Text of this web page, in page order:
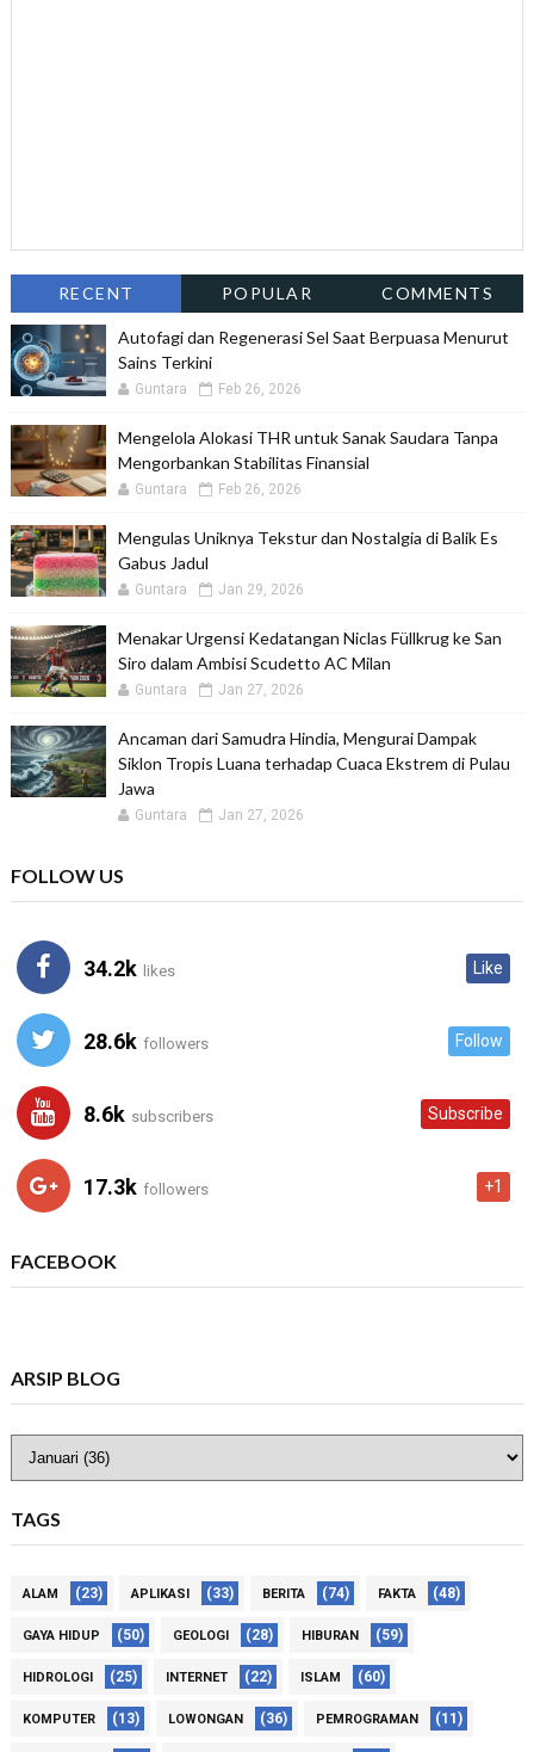
RECENT POPULAR COMMENTS
Autofagi dan Regenerasi Sel Saat Berpuasa Menurut
Sains Terkini
Guntara Feb 26, 2026
Mengelola Alokasi THR untuk Sanak Saudara Tanpa
Mengorbankan Stabilitas Finansial
Guntara Feb 26, 2026
Mengulas Uniknya Tekstur dan Nostalgia di Balik Es
Gabus Jadul
Guntara Jan 29, 2026
Menakar Urgensi Kedatangan Niclas Füllkrug ke San
Siro dalam Ambisi Scudetto AC Milan
Guntara Jan 27, 2026
Ancaman dari Samudra Hindia, Mengurai Dampak
Siklon Tropis Luana terhadap Cuaca Ekstrem di Pulau
Jawa
Guntara Jan 27, 2026
FOLLOW US
34.2k likes Like
28.6k followers Follow
8.6k subscribers Subscribe
17.3k followers +1
FACEBOOK
ARSIP BLOG
TAGS
ALAM (23) APLIKASI (33) BERITA (74) FAKTA (48)
GAYA HIDUP (50) GEOLOGI (28) HIBURAN (59)
HIDROLOGI (25) INTERNET (22) ISLAM (60)
KOMPUTER (13) LOWONGAN (36) PEMROGRAMAN (11)